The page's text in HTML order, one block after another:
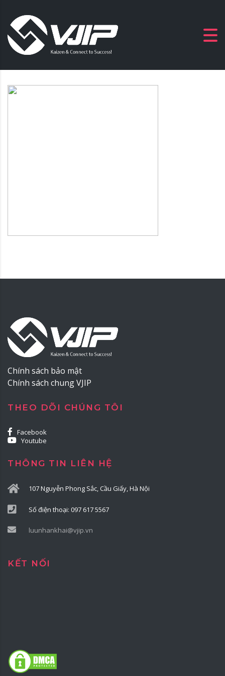
Chính sách bảo mật
Chính sách chung VJIP
THEO DÕI CHÚNG TÔI
Facebook
Youtube
THÔNG TIN LIÊN HỆ
107 Nguyễn Phong Sắc, Cầu Giấy, Hà Nội
Số điện thoại: 097 617 5567
luunhankhai@vjip.vn
KẾT NỐI